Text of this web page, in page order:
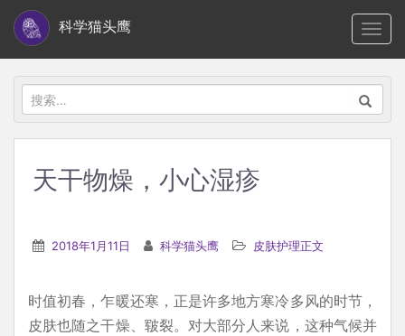
i
科学猫头鹰
搜
索：
天干物燥，小心湿疹
2018年1月11日 科学猫头鹰 皮肤护理正文
时值初春，乍暖还寒，正是许多地方寒冷多风的时节，
皮肤也随之干燥、皲裂。对大部分人来说，这种气候并